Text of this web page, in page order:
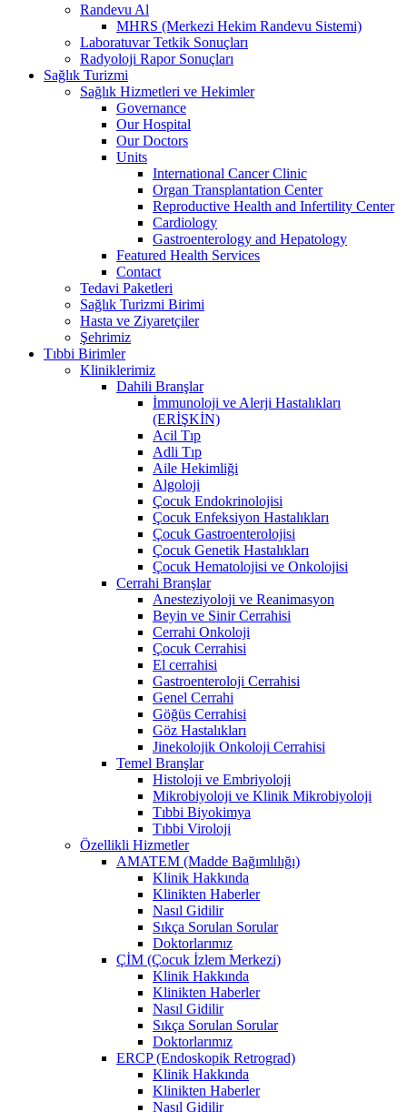
Randevu Al
MHRS (Merkezi Hekim Randevu Sistemi)
Laboratuvar Tetkik Sonuçları
Radyoloji Rapor Sonuçları
Sağlık Turizmi
Sağlık Hizmetleri ve Hekimler
Governance
Our Hospital
Our Doctors
Units
International Cancer Clinic
Organ Transplantation Center
Reproductive Health and Infertility Center
Cardiology
Gastroenterology and Hepatology
Featured Health Services
Contact
Tedavi Paketleri
Sağlık Turizmi Birimi
Hasta ve Ziyaretçiler
Şehrimiz
Tıbbi Birimler
Kliniklerimiz
Dahili Branşlar
İmmunoloji ve Alerji Hastalıkları
(ERİŞKİN)
Acil Tıp
Adli Tıp
Aile Hekimliği
Algoloji
Çocuk Endokrinolojisi
Çocuk Enfeksiyon Hastalıkları
Çocuk Gastroenterolojisi
Çocuk Genetik Hastalıkları
Çocuk Hematolojisi ve Onkolojisi
Cerrahi Branşlar
Anesteziyoloji ve Reanimasyon
Beyin ve Sinir Cerrahisi
Cerrahi Onkoloji
Çocuk Cerrahisi
El cerrahisi
Gastroenteroloji Cerrahisi
Genel Cerrahi
Göğüs Cerrahisi
Göz Hastalıkları
Jinekolojik Onkoloji Cerrahisi
Temel Branşlar
Histoloji ve Embriyoloji
Mikrobiyoloji ve Klinik Mikrobiyoloji
Tıbbi Biyokimya
Tıbbi Viroloji
Özellikli Hizmetler
AMATEM (Madde Bağımlılığı)
Klinik Hakkında
Klinikten Haberler
Nasıl Gidilir
Sıkça Sorulan Sorular
Doktorlarımız
ÇİM (Çocuk İzlem Merkezi)
Klinik Hakkında
Klinikten Haberler
Nasıl Gidilir
Sıkça Sorulan Sorular
Doktorlarımız
ERCP (Endoskopik Retrograd)
Klinik Hakkında
Klinikten Haberler
Nasıl Gidilir